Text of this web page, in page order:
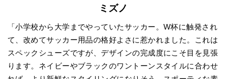
ミズノ
「小学校から大学までやっていたサッカー。W杯に触発され
て、改めてサッカー用品の格好よさに惹かれました。これは
スペックシューズですが、デザインの完成度にこそ目を見張
ります。ネイビーやブラックのワントーンスタイルに合わせ